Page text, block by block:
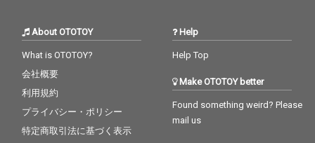
About OTOTOY
What is OTOTOY?
会社概要
利用規約
プライバシー・ポリシー
特定商取引法に基づく表示
Help
Help Top
Make OTOTOY better
Found something weird? Please
mail us